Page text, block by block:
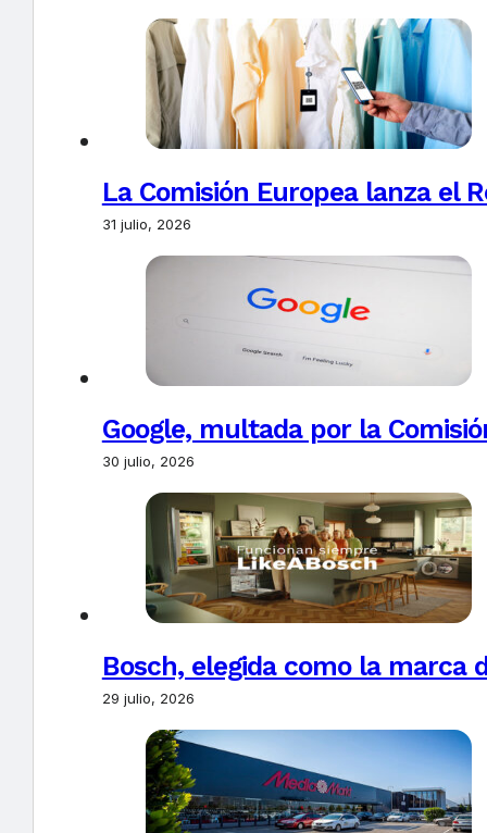
La Comisión Europea lanza el
31 julio, 2026
Google, multada por la
30 julio, 2026
Bosch, elegida como la marca
29 julio, 2026